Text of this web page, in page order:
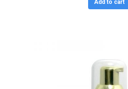
Add to cart